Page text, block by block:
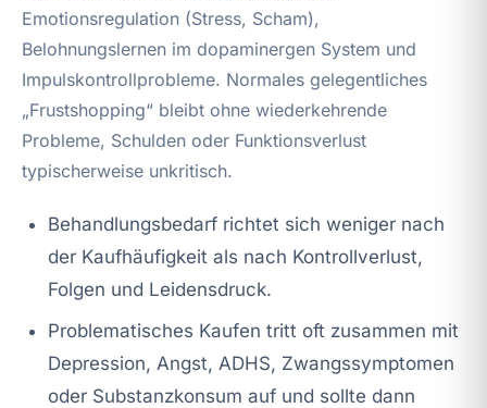
Emotionsregulation (Stress, Scham),
Belohnungslernen im dopaminergen System und
Impulskontrollprobleme. Normales gelegentliches
„Frustshopping“ bleibt ohne wiederkehrende
Probleme, Schulden oder Funktionsverlust
typischerweise unkritisch.
Behandlungsbedarf richtet sich weniger nach
der Kaufhäufigkeit als nach Kontrollverlust,
Folgen und Leidensdruck.
Problematisches Kaufen tritt oft zusammen mit
Depression, Angst, ADHS, Zwangssymptomen
oder Substanzkonsum auf und sollte dann